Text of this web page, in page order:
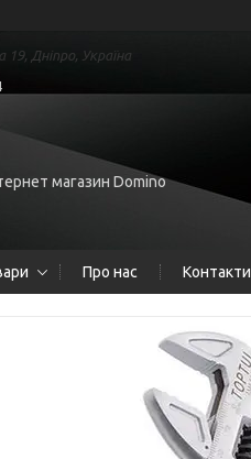
19, Дніпро, Україна
магазин Domino
Про нас Контакти